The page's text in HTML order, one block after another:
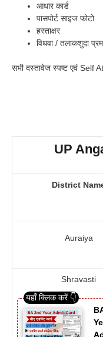
आधार कार्ड
पासपोर्ट साइज फोटो
हस्ताक्षर
विधवा / तलाकशुदा
सभी दस्तावेज स्पष्ट एवं Self
UP
District
Auraiya
Shravasti